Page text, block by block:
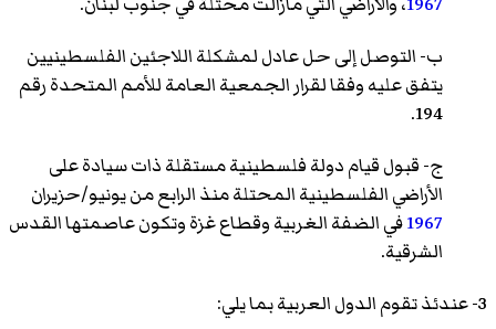
ب- التوصل إلى حل عادل لمشكلة اللاجئين الفلسطينيين
يتفق عليه وفقا لقرار الجمعية العامة للأمم المتحدة رقم
194.
ج- قبول قيام دولة فلسطينية مستقلة ذات سيادة على
الأراضي الفلسطينية المحتلة منذ الرابع من يونيو/حزيران
1967في الضفة الغربية وقطاع غزة وتكون عاصمتها القدس
الشرقية.
3- عندئذ تقوم الدول العربية بما يلي: